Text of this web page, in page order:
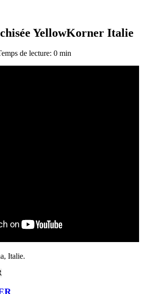
YellowKorner Italie
de lecture: 0 min
Italie.